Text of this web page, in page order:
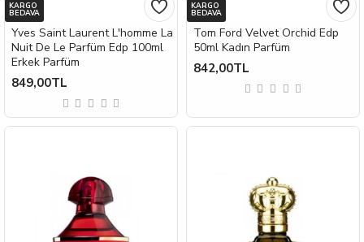
KARGO
BEDAVA
Yves Saint Laurent L'homme La
Nuit De Le Parfüm Edp 100ml
Erkek Parfüm
849,00TL
KARGO
BEDAVA
Tom Ford Velvet Orchid Edp
50ml Kadın Parfüm
842,00TL